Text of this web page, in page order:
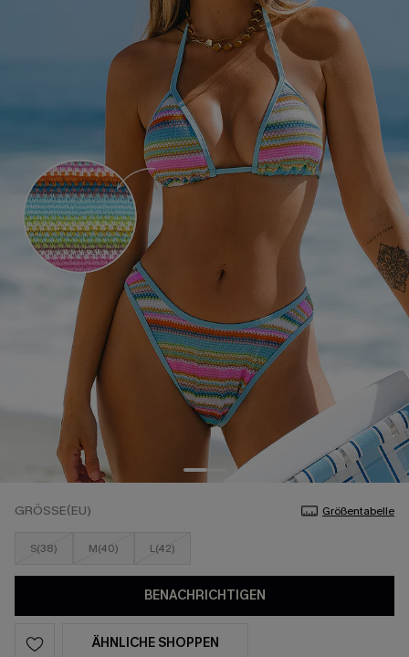
GRÖSSE(EU) Größentabelle
S(38) M(40) L(42)
BENACHRICHTIGEN
ÄHNLICHE SHOPPEN